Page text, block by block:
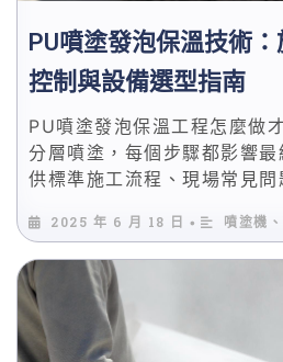
PU噴塗發泡保溫技術
控制與設備選型指南
PU噴塗發泡保溫工程怎麼做
分層噴塗，每個步驟都影響
供標準施工流程、現場常見問
議。2025 年 6 月 18 日 • 噴塗機